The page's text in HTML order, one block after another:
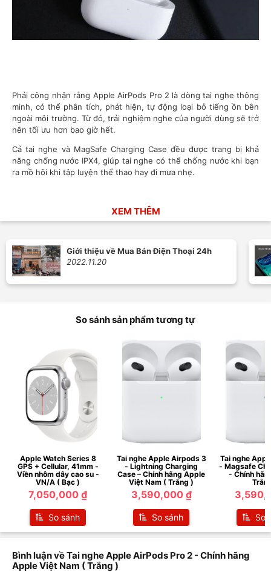
Phải công nhận rằng Apple AirPods Pro 2 là dòng tai nghe thông
minh, có thể phân tích, phát hiện, tự động loại bỏ tiếng ồn bên
ngoài môi trường. Từ đó, trải nghiệm nghe của người dùng sẽ trở
nên tối ưu hơn bao giờ hết.
Cả tai nghe và MagSafe Charging Case đều được trang bị khả
năng chống nước IPX4, giúp tai nghe có thể chống nước khi bạn
ra mồ hôi khi tập luyện thể thao hay đi mưa nhẹ.
XEM THÊM
Giới thiệu về Mua Bán Điện Thoại 24h
2022.11.20
So sánh sản phẩm tương tự
Apple Watch Series 8
GPS + Cellular, 41mm -
Viền nhôm dây cao su -
VN/A ( Bạc )
7,050,000 ₫
So sánh
Tai nghe Apple Airpods 3
- Lightning Charging
Case – Chính hãng Apple
Việt Nam ( Trắng )
3,590,000 ₫
So sánh
Tai nghe
- Magsafe
- Chính
So
Bình luận về Tai nghe Apple AirPods Pro 2 - Chính hãng
Apple Việt Nam ( Trắng )